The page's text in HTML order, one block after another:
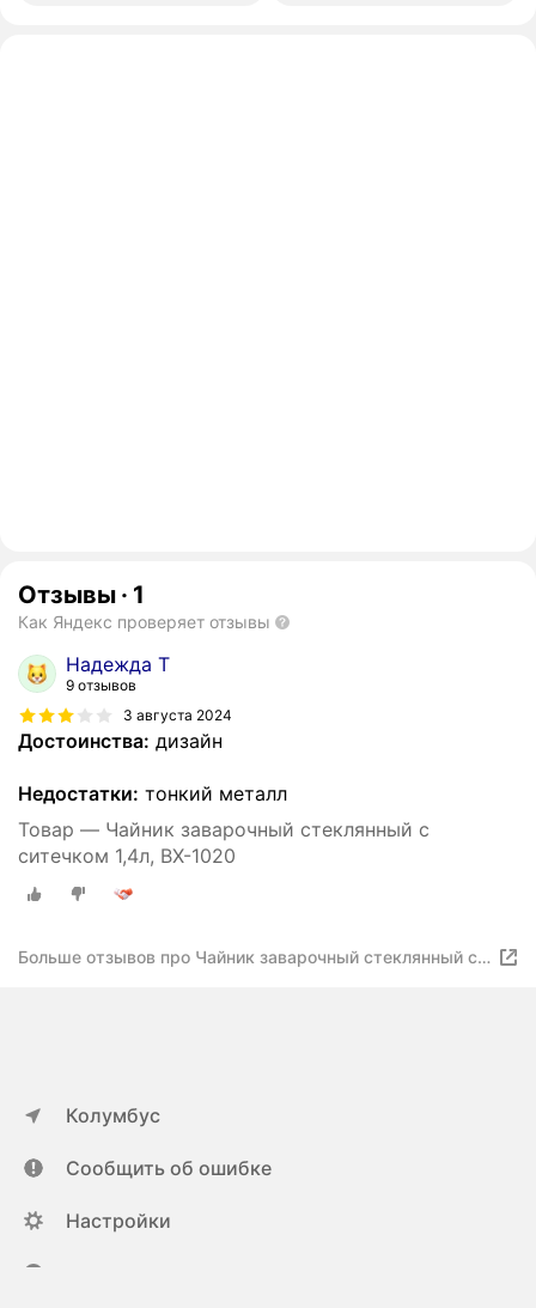
Отзывы · 1
Как Яндекс проверяет отзывы
Надежда Т
9 отзывов
3 августа 2024
Достоинства: дизайн
Недостатки: тонкий металл
Товар — Чайник заварочный стеклянный с
ситечком 1,4л, ВХ-1020
Больше отзывов про Чайник заварочный стеклянный с
Колумбус
Сообщить об ошибке
Настройки